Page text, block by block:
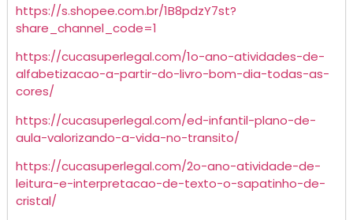
https://s.shopee.com.br/1B8pdzY7st?
share_channel_code=1
https://cucasuperlegal.com/1o-ano-atividades-de-
alfabetizacao-a-partir-do-livro-bom-dia-todas-as-
cores/
https://cucasuperlegal.com/ed-infantil-plano-de-
aula-valorizando-a-vida-no-transito/
https://cucasuperlegal.com/2o-ano-atividade-de-
leitura-e-interpretacao-de-texto-o-sapatinho-de-
cristal/